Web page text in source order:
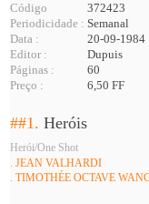
Código
372423
Periodicidade : Semanal
Data :
20-09-1984
Editor :
Dupuis
Páginas :
60
Preço :
6,50 FF
##1.Heróis
Herói/One Shot
. JEAN VALHARDI
. TIMOTHÉE OCTAVE